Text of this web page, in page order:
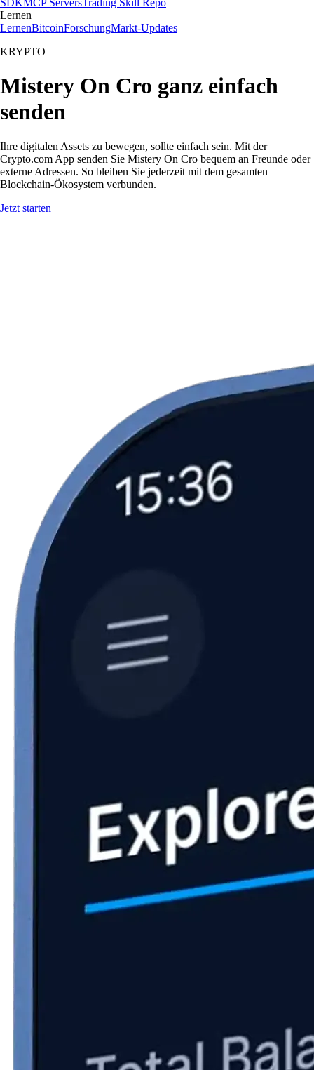
SDKMCP ServersTrading Skill Repo
Lernen
LernenBitcoinForschungMarkt-Updates
KRYPTO
Mistery On Cro ganz einfach
senden
Ihre digitalen Assets zu bewegen, sollte einfach sein. Mit der
Crypto.com App senden Sie Mistery On Cro bequem an Freunde oder
externe Adressen. So bleiben Sie jederzeit mit dem gesamten
Blockchain-Ökosystem verbunden.
Jetzt starten